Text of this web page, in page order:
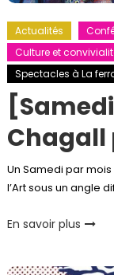
Actualités
Culture et
Spectacles à La
Chagall
Un Samedi par mois
l’Art sous un angle
En savoir plus